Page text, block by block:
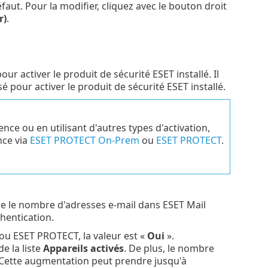
Pour la modifier, cliquez avec le bouton droit
.
activer le produit de sécurité ESET installé. Il
pour activer le produit de sécurité ESET installé.
ou en utilisant d'autres types d'activation,
via ESET PROTECT On-Prem ou ESET PROTECT.
nombre d'adresses e-mail dans ESET Mail
ESET PROTECT, la valeur est « Oui ».
la listeAppareils activés. De plus, le nombre
augmentation peut prendre jusqu'à